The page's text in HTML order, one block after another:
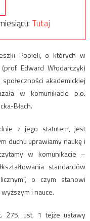
Tutaj
Popieli, o których w
Edward Włodarczyk)
akademickiej
w komunikacie p.o.
Błach.
z jego statutem, jest
duchu uprawiamy naukę i
w komunikacie –
standardów
o czym stanowi
i nauce.
275, ust. 1 tejże ustawy